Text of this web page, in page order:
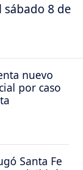
sábado 8 de
nuevo
por caso
Santa Fe